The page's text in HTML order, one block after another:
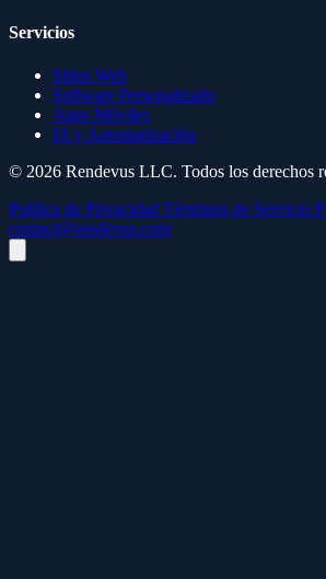
Servicios
Sitios Web
Software Personalizado
Apps Móviles
IA y Automatización
© 2026 Rendevus LLC. Todos los derechos
Política de Privacidad Términos de Servicio
contact@rendevus.com